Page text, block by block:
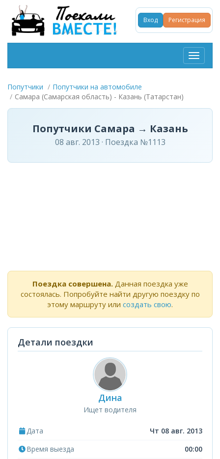
Вход Регистрация
Toggle
Попутчики
Попутчики на автомобиле
Самара (Самарская область) - Казань (Татарстан)
Попутчики Самара → Казань
08 авг. 2013 · Поездка №1113
Поездка совершена.Данная поездка уже
состоялась. Попробуйте найти другую поездку по
этому маршруту или создать свою.
Детали поездки
Дина
Ищет водителя
Дата
Чт 08 авг. 2013
Время выезда
00:00